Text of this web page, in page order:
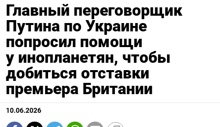
Главный переговорщик
Путина по Украине
попросил помощи
у инопланетян, чтобы
добиться отставки
премьера Британии
10.06.2026